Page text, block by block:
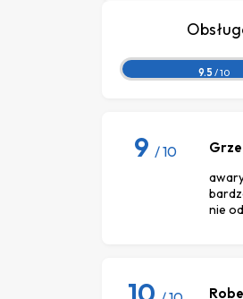
9.5 / 10
9 / 10
nie